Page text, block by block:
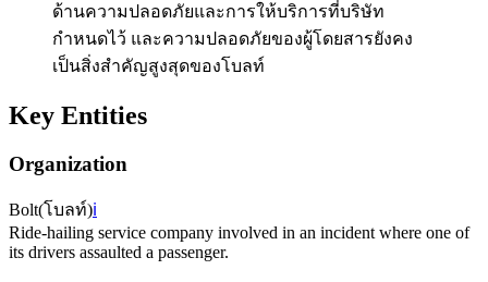
ด้านความปลอดภัยและการให้บริการที่บริษัท
กำหนดไว้ และความปลอดภัยของผู้โดยสารยังคง
เป็นสิ่งสำคัญสูงสุดของโบลท์
Key Entities
Organization
Bolt(โบลท์)ℹ️
Ride-hailing service company involved in an incident where one of
its drivers assaulted a passenger.